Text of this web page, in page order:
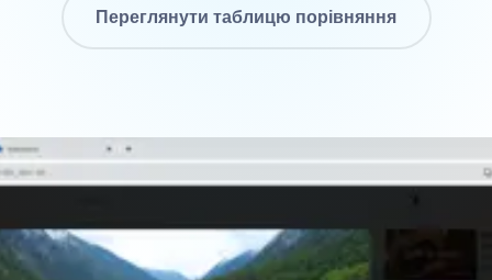
Переглянути таблицю порівняння